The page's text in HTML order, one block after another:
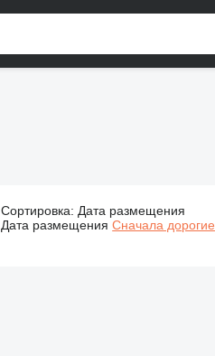
Сортировка: Дата размещения
Дата размещения Сначала дорогие